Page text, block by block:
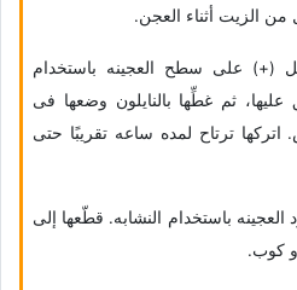
من الزیت أثناء العجن.
(+) على سطح العجینه باستخدام
ثم غطِّها بالنایلون وضعها فی
ترتاح لمده ساعه تقریبًا حتى
باستخدام النشابه. قطّعها إلى
کوب.